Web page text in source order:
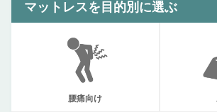
マットレスを目的別に選ぶ
腰痛向け